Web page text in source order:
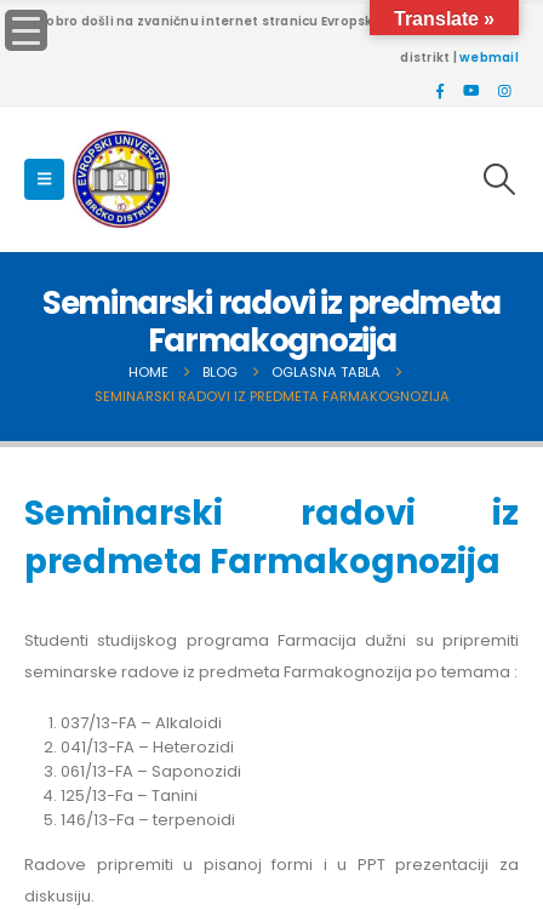
Dobro došli na zvaničnu internet stranicu Evropskog univerziteta Brčko
distrikt |webmail
Seminarski radovi iz predmeta
Farmakognozija
HOME BLOG
OGLASNA TABLA
SEMINARSKI RADOVI IZ PREDMETA FARMAKOGNOZIJA
Seminarski radovi iz
predmeta Farmakognozija
Studenti studijskog programa Farmacija dužni su pripremiti
seminarske radove iz predmeta Farmakognozija po temama :
037/13-FA – Alkaloidi
041/13-FA – Heterozidi
061/13-FA – Saponozidi
125/13-Fa – Tanini
146/13-Fa – terpenoidi
Radove pripremiti u pisanoj formi i u PPT prezentaciji za
diskusiju.
Translate »